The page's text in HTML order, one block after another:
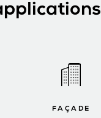
FAÇADE